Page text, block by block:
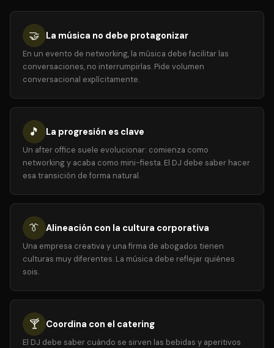
🤝 La música no debe protagonizar
En un evento de networking, la música debe facilitar las
conversaciones, no interrumpirlas. Pide volumen
conversacional explícitamente.
🎵 La progresión es clave
Un after office suele evolucionar: comienza como
networking y acaba como mini-fiesta. El DJ debe saber hacer
esa transición de forma natural.
👔 Alineación con la cultura corporativa
Una empresa creativa y una firma de abogados tienen
culturas muy diferentes. La música debe reflejar quiénes
sois.
🍸 Coordina con el catering
El DJ debe saber cuándo se sirven las bebidas y aperitivos